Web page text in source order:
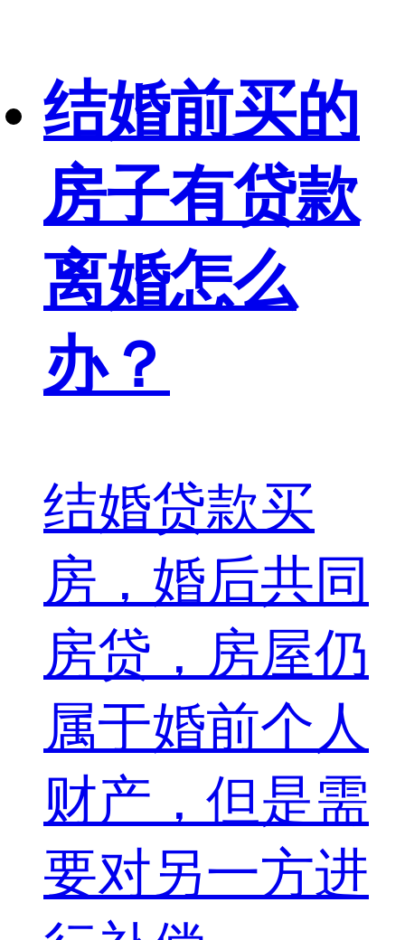
结婚前买的
房子有贷款
离婚怎么
办？
结婚贷款买
房，婚后共同
房贷，房屋仍
属于婚前个人
财产，但是需
要对另一方进